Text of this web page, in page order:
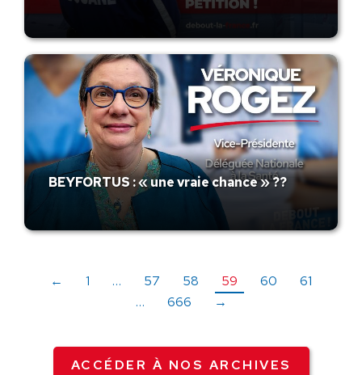
BEYFORTUS : « une vraie chance » ??
← 1 … 57 58 59 60
61
…
666 →
ACCÉDER À NOS ARCHIVES